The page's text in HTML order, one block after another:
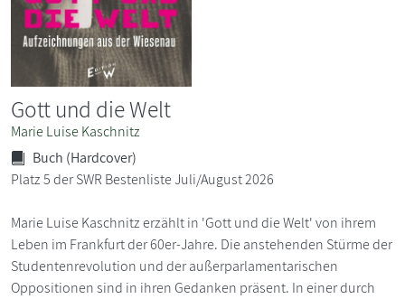
Gott und die Welt
Marie Luise Kaschnitz
Buch (Hardcover)
Platz 5 der SWR Bestenliste Juli/August 2026
Marie Luise Kaschnitz erzählt in 'Gott und die Welt' von ihrem
Leben im Frankfurt der 60er-Jahre. Die anstehenden Stürme der
Studentenrevolution und der außerparlamentarischen
Oppositionen sind in ihren Gedanken präsent. In einer durch